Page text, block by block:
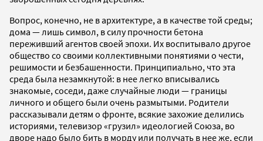
Вопрос, конечно, не в архитектуре, а в качестве той среды;
дома — лишь символ, в силу прочности бетона
переживший агентов своей эпохи. Их воспитывало другое
общество со своими коллективными понятиями о чести,
решимости и безбашенности. Принципиально, что эта
среда была незамкнутой: в нее легко вписывались
знакомые, соседи, даже случайные люди — границы
личного и общего были очень размытыми. Родители
рассказывали детям о фронте, всякие захожие делились
историями, телевизор «грузил» идеологией Союза, во
дворе надо было бить в морду или получать в нее же, если